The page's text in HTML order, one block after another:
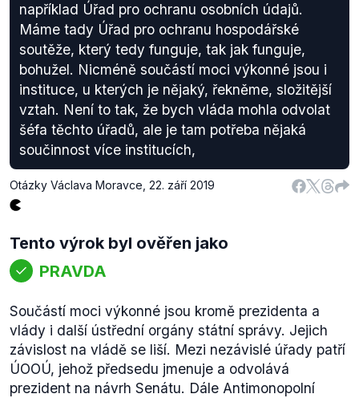
například Úřad pro ochranu osobních údajů.
Máme tady Úřad pro ochranu hospodářské
soutěže, který tedy funguje, tak jak funguje,
bohužel. Nicméně součástí moci výkonné jsou i
instituce, u kterých je nějaký, řekněme, složitější
vztah. Není to tak, že bych vláda mohla odvolat
šéfa těchto úřadů, ale je tam potřeba nějaká
součinnost více institucích,
Otázky Václava Moravce 22. září 2019
Tento výrok byl ověřen jako
PRAVDA
Součástí moci výkonné jsou kromě prezidenta a
vlády i další ústřední orgány státní správy. Jejich
závislost na vládě se liší. Mezi nezávislé úřady patří
ÚOOÚ, jehož předsedu jmenuje a odvolává
prezident na návrh Senátu. Dále Antimonopolní